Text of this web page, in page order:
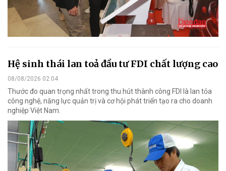
Hệ sinh thái lan toả đầu tư FDI chất lượng cao
08/08/2026 02:04
Thước đo quan trọng nhất trong thu hút thành công FDI là lan tỏa
công nghệ, năng lực quản trị và cơ hội phát triển tạo ra cho doanh
nghiệp Việt Nam.